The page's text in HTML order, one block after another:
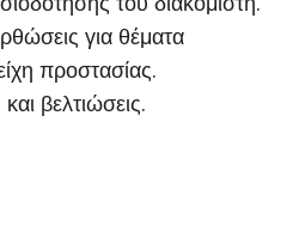
για θέματα
προστασίας.
βελτιώσεις.